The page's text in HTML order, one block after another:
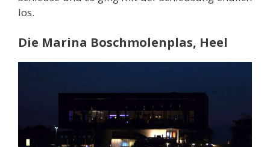
los.
Die Marina Boschmolenplas, Heel